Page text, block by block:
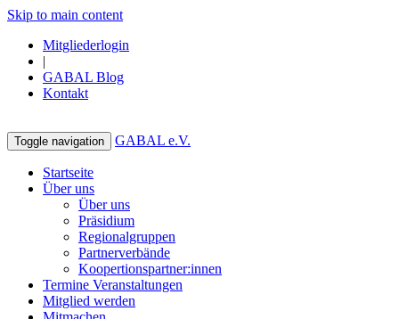
Skip to main content
Mitgliederlogin
|
GABAL Blog
Kontakt
Toggle navigation GABAL e.V.
Startseite
Über uns
Über uns
Präsidium
Regionalgruppen
Partnerverbände
Koopertionspartner:innen
Termine Veranstaltungen
Mitglied werden